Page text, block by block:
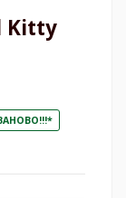
Kitty